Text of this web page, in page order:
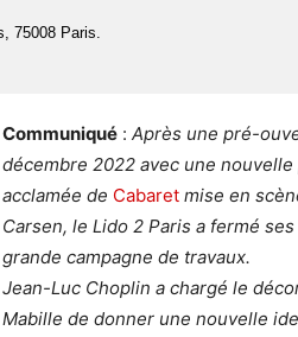
75008 Paris.
Communiqué : Après une pré-
décembre 2022 avec une
acclamée de Cabaret mise en
Carsen, le Lido 2 Paris a fermé
grande campagne de travaux.
Jean-Luc Choplin a chargé le
Mabille de donner une nouvelle